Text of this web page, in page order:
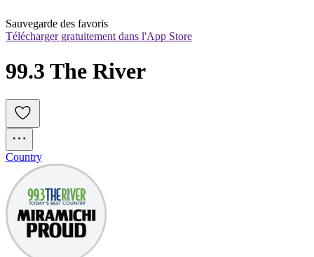
Sauvegarde des favoris
Télécharger gratuitement dans l'App Store
99.3 The River
Country